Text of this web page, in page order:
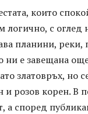
които
логично, с
планини,
ни е завещана
златовръх, но
и розов корен. В
а според